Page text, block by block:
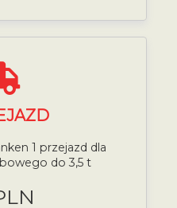
1 przejazd dla
do 3,5 t